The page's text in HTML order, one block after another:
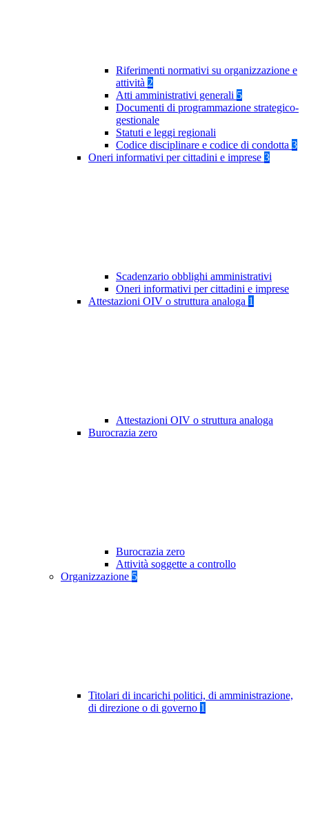
Riferimenti normativi su organizzazione e
attività 2
Atti amministrativi generali 5
Documenti di programmazione strategico-
gestionale
Statuti e leggi regionali
Codice disciplinare e codice di condotta 3
Oneri informativi per cittadini e imprese 3
Scadenzario obblighi amministrativi
Oneri informativi per cittadini e imprese
Attestazioni OIV o struttura analoga 1
Attestazioni OIV o struttura analoga
Burocrazia zero
Burocrazia zero
Attività soggette a controllo
Organizzazione 5
Titolari di incarichi politici, di amministrazione,
di direzione o di governo 1